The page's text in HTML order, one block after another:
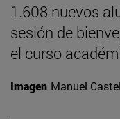
1.608 nuevos
sesión de
el curso
Imagen Manuel